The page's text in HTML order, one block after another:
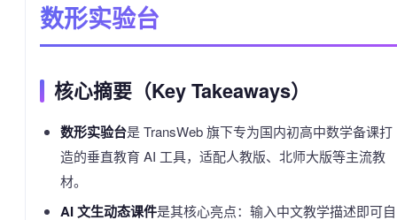
数形实验台
核心摘要（Key Takeaways）
数形实验台是 TransWeb 旗下专为国内初高中数学备课打
造的垂直教育 AI 工具，适配人教版、北师大版等主流教
材。
AI 文生动态课件是其核心亮点：输入中文教学描述即可自